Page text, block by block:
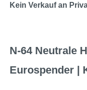
Kein Verkauf an
N-64 Neutrale
Eurospender |